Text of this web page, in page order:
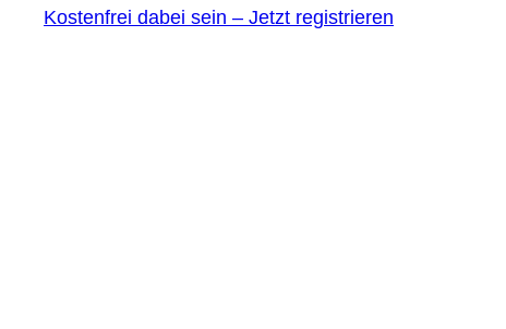
Kostenfrei dabei sein – Jetzt registrieren